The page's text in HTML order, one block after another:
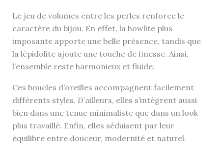
Le jeu de volumes entre les perles renforce le
caractère du bijou. En effet, la howlite plus
imposante apporte une belle présence, tandis que
la lépidolite ajoute une touche de finesse. Ainsi,
l’ensemble reste harmonieux et fluide.
Ces boucles d’oreilles accompagnent facilement
différents styles. D’ailleurs, elles s’intègrent aussi
bien dans une tenue minimaliste que dans un look
plus travaillé. Enfin, elles séduisent par leur
équilibre entre douceur, modernité et naturel.